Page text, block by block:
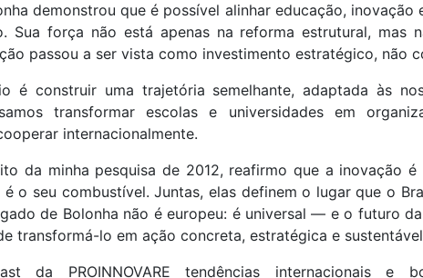
demonstrou que é possível alinhar educação,
Sua força não está apenas na reforma estrutural, mas
passou a ser vista como investimento estratégico, não
é construir uma trajetória semelhante, adaptada às
transformar escolas e universidades em
internacionalmente.
da minha pesquisa de 2012, reafirmo que a inovação
é o seu combustível. Juntas, elas definem o lugar que o
de Bolonha não é europeu: é universal — e o futuro
transformá-lo em ação concreta, estratégica e
da PROINNOVARE tendências internacionais e